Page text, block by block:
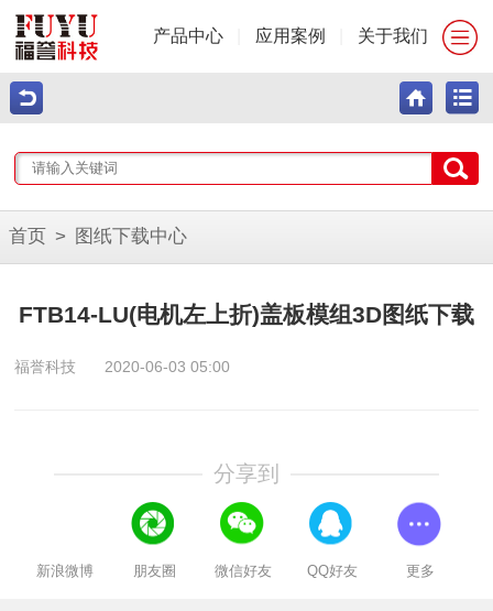
产品中心 应用案例 关于我们
首页 > 图纸下载中心
FTB14-LU(电机左上折)盖板模组3D图纸下载
福誉科技 2020-06-03 05:00
分享到
新浪微博 朋友圈 微信好友 QQ好友 更多